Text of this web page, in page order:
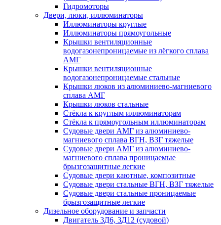
Гидромоторы
Двери, люки, иллюминаторы
Иллюминаторы круглые
Иллюминаторы прямоугольные
Крышки вентиляционные
водогазонепроницаемые из лёгкого сплава
АМГ
Крышки вентиляционные
водогазонепроницаемые стальные
Крышки люков из алюминиево-магниевого
сплава АМГ
Крышки люков стальные
Стёкла к круглым иллюминаторам
Стёкла к прямоугольным иллюминаторам
Судовые двери АМГ из алюминиево-
магниевого сплава ВГН, ВЗГ тяжелые
Судовые двери АМГ из алюминиево-
магниевого сплава проницаемые
брызгозащитные легкие
Судовые двери каютные, композитные
Судовые двери стальные ВГН, ВЗГ тяжелые
Судовые двери стальные проницаемые
брызгозащитные легкие
Дизельное оборудование и запчасти
Двигатель 3Д6, 3Д12 (судовой)